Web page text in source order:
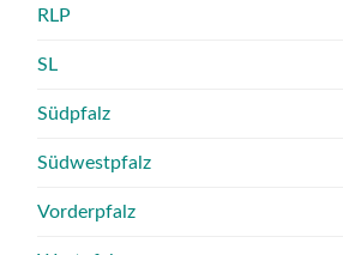
RLP
SL
Südpfalz
Südwestpfalz
Vorderpfalz